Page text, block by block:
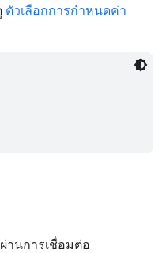
ตัวเลือกการกำหนดค่า
านการเชื่อมต่อ